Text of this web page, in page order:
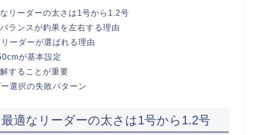
リーダーの太さは1号から1.2号
ランスが釣果を左右する理由
ーダーが選ばれる理由
が基本設定
することが重要
選択の失敗パターン
適なリーダーの太さは1号から1.2号